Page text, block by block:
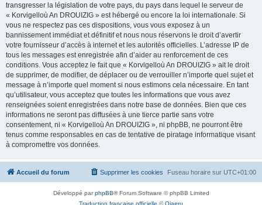
transgresser la législation de votre pays, du pays dans lequel le serveur de
« Korvigelloù An DROUIZIG » est hébergé ou encore la loi internationale. Si
vous ne respectez pas ces dispositions, vous vous exposez à un
bannissement immédiat et définitif et nous nous réservons le droit d’avertir
votre fournisseur d’accès à internet et les autorités officielles. L’adresse IP de
tous les messages est enregistrée afin d’aider au renforcement de ces
conditions. Vous acceptez le fait que « Korvigelloù An DROUIZIG » ait le droit
de supprimer, de modifier, de déplacer ou de verrouiller n’importe quel sujet et
message à n’importe quel moment si nous estimons cela nécessaire. En tant
qu’utilisateur, vous acceptez que toutes les informations que vous avez
renseignées soient enregistrées dans notre base de données. Bien que ces
informations ne seront pas diffusées à une tierce partie sans votre
consentement, ni « Korvigelloù An DROUIZIG », ni phpBB, ne pourront être
tenus comme responsables en cas de tentative de piratage informatique visant
à compromettre vos données.
Accueil du forum Fuseau horaire sur UTC+01:00
Supprimer les cookies
Développé parphpBB® Forum Software © phpBB Limited
Traduction française officielle ©Qiaeru